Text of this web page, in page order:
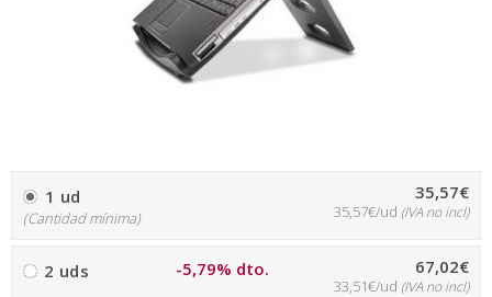
1 ud
(Cantidad mínima)
35,57€
35,57€/ud (IVA no incl)
2 uds -5,79% dto. 67,02€
33,51€/ud (IVA no incl)